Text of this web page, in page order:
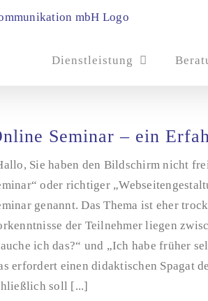
Dienstleistung
Seminar – ein
Sie haben den Bildschirm nicht
oder richtiger
genannt. Das Thema ist eher
der Teilnehmer liegen
ich das?“ und „Ich habe früher
erfordert einen didaktischen Spagat
soll [...]